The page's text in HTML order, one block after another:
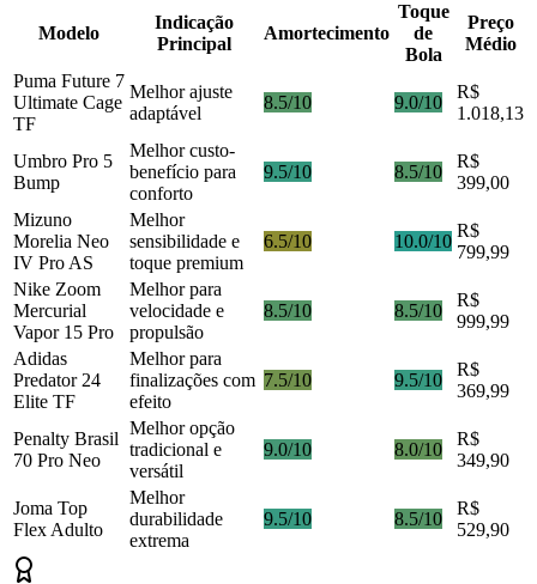
Modelo
Indicação
Principal
Amortecimento
Toque
de
Bola
Preço
Médio
Puma Future 7
Ultimate Cage
TF
Melhor ajuste
adaptável
8.5/10 9.0/10
R$
1.018,13
Umbro Pro 5
Bump
Melhor custo-
benefício para
conforto
9.5/10 8.5/10
R$
399,00
Mizuno
Morelia Neo
IV Pro AS
Melhor
sensibilidade e
toque premium
6.5/10 10.0/10
R$
799,99
Nike Zoom
Mercurial
Vapor 15 Pro
Melhor para
velocidade e
propulsão
8.5/10 8.5/10
R$
999,99
Adidas
Predator 24
Elite TF
Melhor para
finalizações com
efeito
7.5/10 9.5/10
R$
369,99
Penalty Brasil
70 Pro Neo
Melhor opção
tradicional e
versátil
9.0/10 8.0/10
R$
349,90
Joma Top
Flex Adulto
Melhor
durabilidade
extrema
9.5/10 8.5/10
R$
529,90